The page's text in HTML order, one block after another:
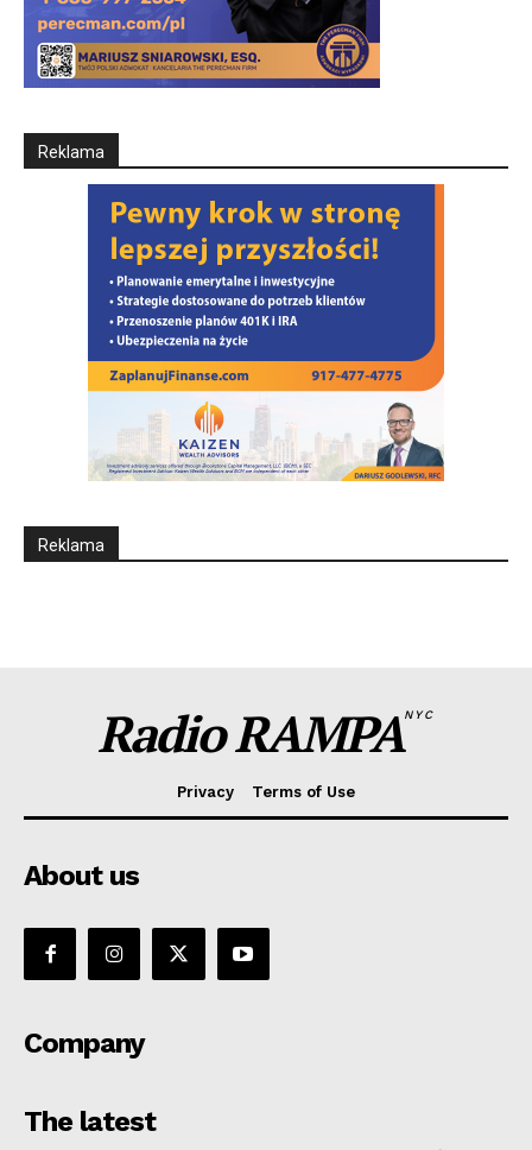
Reklama
Reklama
Radio RAMPANYC
Privacy Terms of Use
About us
Company
The latest